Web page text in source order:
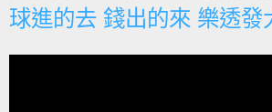
球進的去 錢出的來 樂透發